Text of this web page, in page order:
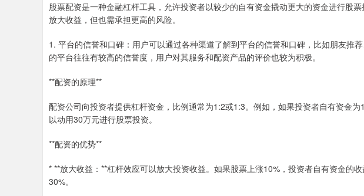
股票配资是一种金融杠杆工具，允许投资者以较少的自有资金撬动更大的资金进行股
放大收益，但也需承担更高的风险。
1. 平台的信誉和口碑：用户可以通过各种渠道了解到平台的信誉和口碑，比如朋友推
的平台往往有较高的信誉度，用户对其服务和配资产品的评价也较为积极。
**配资的原理**
配资公司向投资者提供杠杆资金，比例通常为1:2或1:3。例如，如果投资者自有资金
以动用30万元进行股票投资。
**配资的优势**
* **放大收益：**杠杆效应可以放大投资收益。如果股票上涨10%，投资者自有资金的
30%。